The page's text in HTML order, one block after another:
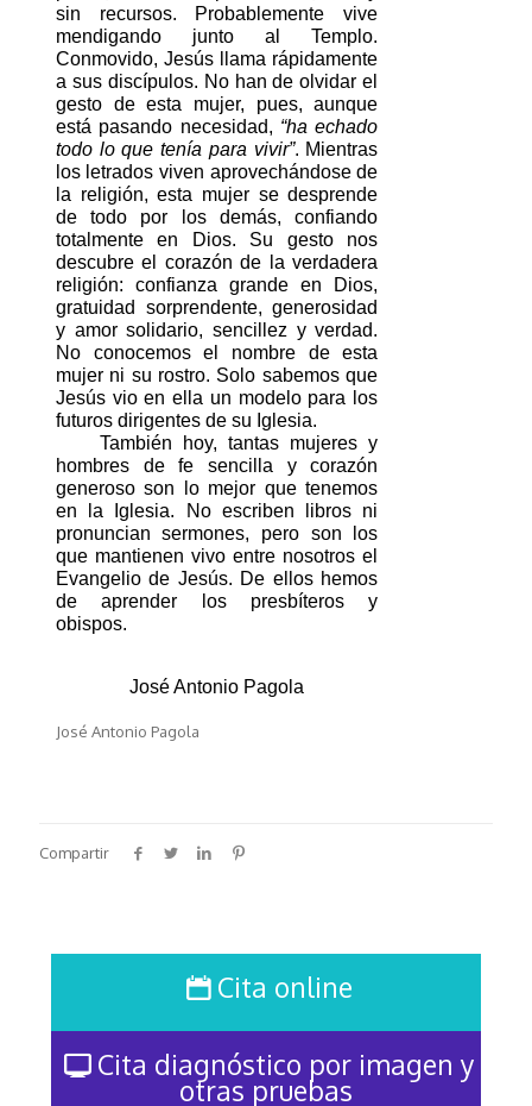
sin recursos. Probablemente vive
mendigando junto al Templo.
Conmovido, Jesús llama rápidamente
a sus discípulos. No han de olvidar el
gesto de esta mujer, pues, aunque
está pasando necesidad, “ha echado
todo lo que tenía para vivir”. Mientras
los letrados viven aprovechándose de
la religión, esta mujer se desprende
de todo por los demás, confiando
totalmente en Dios. Su gesto nos
descubre el corazón de la verdadera
religión: confianza grande en Dios,
gratuidad sorprendente, generosidad
y amor solidario, sencillez y verdad.
No conocemos el nombre de esta
mujer ni su rostro. Solo sabemos que
Jesús vio en ella un modelo para los
futuros dirigentes de su Iglesia.
También hoy, tantas mujeres y
hombres de fe sencilla y corazón
generoso son lo mejor que tenemos
en la Iglesia. No escriben libros ni
pronuncian sermones, pero son los
que mantienen vivo entre nosotros el
Evangelio de Jesús. De ellos hemos
de aprender los presbíteros y
obispos.
José Antonio Pagola
José Antonio Pagola
Compartir
Cita online
Cita diagnóstico por imagen y
otras pruebas